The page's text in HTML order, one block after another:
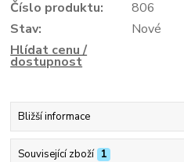
Číslo produktu:
806
Stav:
Nové
Hlídat cenu /
dostupnost
Bližší informace
Související zboží 1